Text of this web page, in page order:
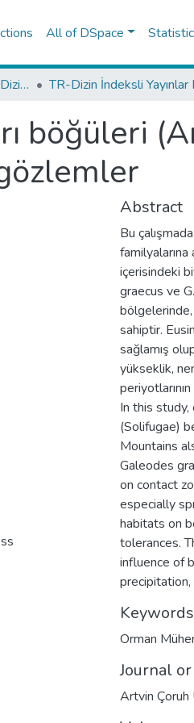
All of DSpace
Araştırma Çıktıları | TR-Dizin | WoS | Scopus | PubMed
böğüleri
Abstract
Bu
içerisindeki
graecus ve
bölgelerinde,
sahiptir.
sağlamış
yükseklik,
In this
(Solifugae)
Mountains
Galeodes
on contact
especially
habitats on
tolerances.
influence of
Keywords
Orman
Journal
Artvin Çoruh